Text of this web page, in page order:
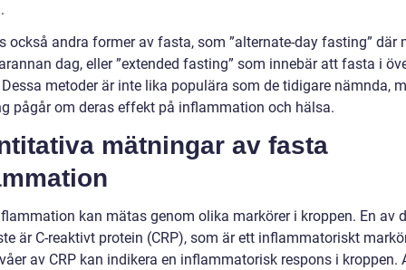
också andra former av fasta, som ”alternate-day fasting” där
dag, eller ”extended fasting” som innebär att fasta i
metoder är inte lika populära som de tidigare nämnda,
pågår om deras effekt på inflammation och hälsa.
mätningar av fasta
kan mätas genom olika markörer i kroppen. En av
är C-reaktivt protein (CRP), som är ett inflammatoriskt
av CRP kan indikera en inflammatorisk respons i kroppen.